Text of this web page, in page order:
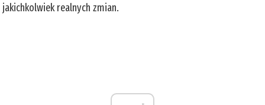
jakichkolwiek realnych zmian.